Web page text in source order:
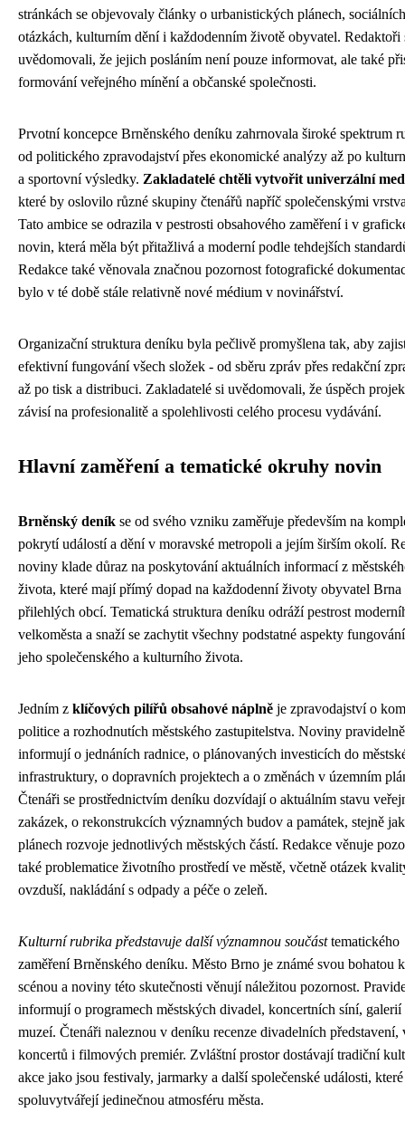
stránkách se objevovaly články o urbanistických plánech, sociálních
otázkách, kulturním dění i každodenním životě obyvatel. Redaktoři
uvědomovali, že jejich posláním není pouze informovat, ale také
formování veřejného mínění a občanské společnosti.
Prvotní koncepce Brněnského deníku zahrnovala široké spektrum
od politického zpravodajství přes ekonomické analýzy až po
a sportovní výsledky. Zakladatelé chtěli vytvořit univerzální
které by oslovilo různé skupiny čtenářů napříč společenskými
Tato ambice se odrazila v pestrosti obsahového zaměření i v
novin, která měla být přitažlivá a moderní podle tehdejších
Redakce také věnovala značnou pozornost fotografické
bylo v té době stále relativně nové médium v novinářství.
Organizační struktura deníku byla pečlivě promyšlena tak, aby
efektivní fungování všech složek - od sběru zpráv přes redakční
až po tisk a distribuci. Zakladatelé si uvědomovali, že úspěch
závisí na profesionalitě a spolehlivosti celého procesu vydávání.
Hlavní zaměření a tematické okruhy novin
Brněnský deník se od svého vzniku zaměřuje především na
pokrytí událostí a dění v moravské metropoli a jejím širším okolí.
noviny klade důraz na poskytování aktuálních informací z
života, které mají přímý dopad na každodenní životy obyvatel Brna
přilehlých obcí. Tematická struktura deníku odráží pestrost
velkoměsta a snaží se zachytit všechny podstatné aspekty
jeho společenského a kulturního života.
Jedním z klíčových pilířů obsahové náplně je zpravodajství o
politice a rozhodnutích městského zastupitelstva. Noviny pravidelně
informují o jednáních radnice, o plánovaných investicích do
infrastruktury, o dopravních projektech a o změnách v územním
Čtenáři se prostřednictvím deníku dozvídají o aktuálním stavu
zakázek, o rekonstrukcích významných budov a památek, stejně
plánech rozvoje jednotlivých městských částí. Redakce věnuje
také problematice životního prostředí ve městě, včetně otázek
ovzduší, nakládání s odpady a péče o zeleň.
Kulturní rubrika představuje další významnou součásttematického
zaměření Brněnského deníku. Město Brno je známé svou bohatou
scénou a noviny této skutečnosti věnují náležitou pozornost.
informují o programech městských divadel, koncertních síní, galerií
muzeí. Čtenáři naleznou v deníku recenze divadelních představení,
koncertů i filmových premiér. Zvláštní prostor dostávají tradiční
akce jako jsou festivaly, jarmarky a další společenské události, které
spoluvytvářejí jedinečnou atmosféru města.